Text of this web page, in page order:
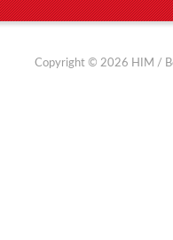
Copyright © 2026 HIM /